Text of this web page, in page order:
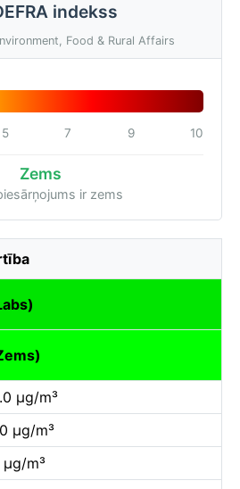
indekss
Food & Rural Affairs
5 7 9 10
Zems
ir zems
µg/m³
µg/m³
µg/m³